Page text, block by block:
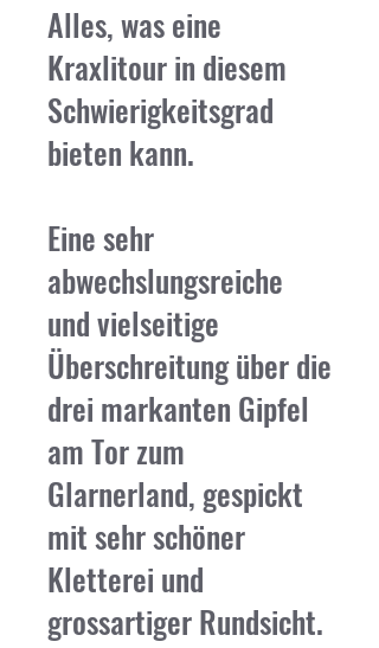
Alles, was eine
Kraxlitour in diesem
Schwierigkeitsgrad
bieten kann.
Eine sehr
abwechslungsreiche
und vielseitige
Überschreitung über die
drei markanten Gipfel
am Tor zum
Glarnerland, gespickt
mit sehr schöner
Kletterei und
grossartiger Rundsicht.